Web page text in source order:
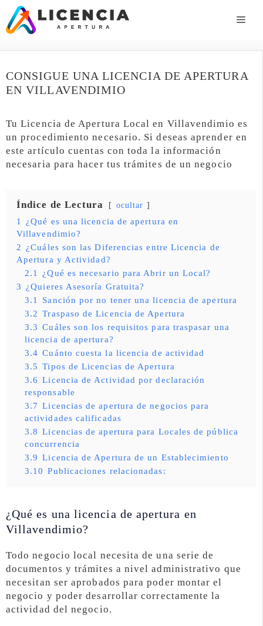
Saltar
contenido
CONSIGUE UNA LICENCIA DE APERTURA
EN VILLAVENDIMIO
Tu Licencia de Apertura Local en Villavendimio es
un procedimiento necesario. Si deseas aprender en
este artículo cuentas con toda la información
necesaria para hacer tus trámites de un negocio
Índice de Lectura ocultar
1
¿Qué es una licencia de apertura en
Villavendimio?
2 ¿Cuáles son las Diferencias entre Licencia de
Apertura y Actividad?
2.1
¿Qué es necesario para Abrir un Local?
3 ¿Quieres Asesoría Gratuita?
3.1
Sanción por no tener una licencia de apertura
3.2 Traspaso de Licencia de Apertura
3.3 Cuáles son los requisitos para traspasar una
licencia de apertura?
3.4 Cuánto cuesta la licencia de actividad
3.5 Tipos de Licencias de Apertura
3.6 Licencia de Actividad por declaración
responsable
3.7 Licencias de apertura de negocios para
actividades calificadas
3.8 Licencias de apertura para Locales de pública
concurrencia
3.9 Licencia de Apertura de un Establecimiento
3.10 Publicaciones relacionadas:
¿Qué es una licencia de apertura en
Villavendimio?
Todo negocio local necesita de una serie de
documentos y trámites a nivel administrativo que
necesitan ser aprobados para poder montar el
negocio y poder desarrollar correctamente la
actividad del negocio.